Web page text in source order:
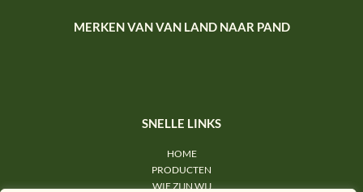
MERKEN VAN VAN LAND NAAR PAND
SNELLE LINKS
HOME
PRODUCTEN
WIE ZIJN WIJ